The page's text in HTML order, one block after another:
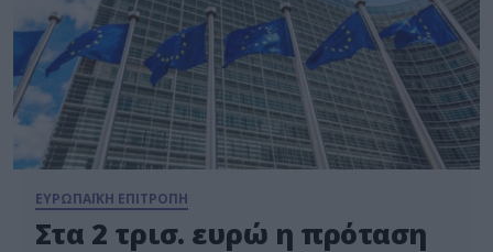
ΕΥΡΩΠΑΪΚΗ ΕΠΙΤΡΟΠΗ
Στα 2 τρισ. ευρώ η πρόταση